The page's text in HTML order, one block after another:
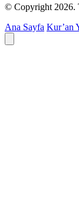
© Copyright 2026.
Ana Sayfa Kur’an